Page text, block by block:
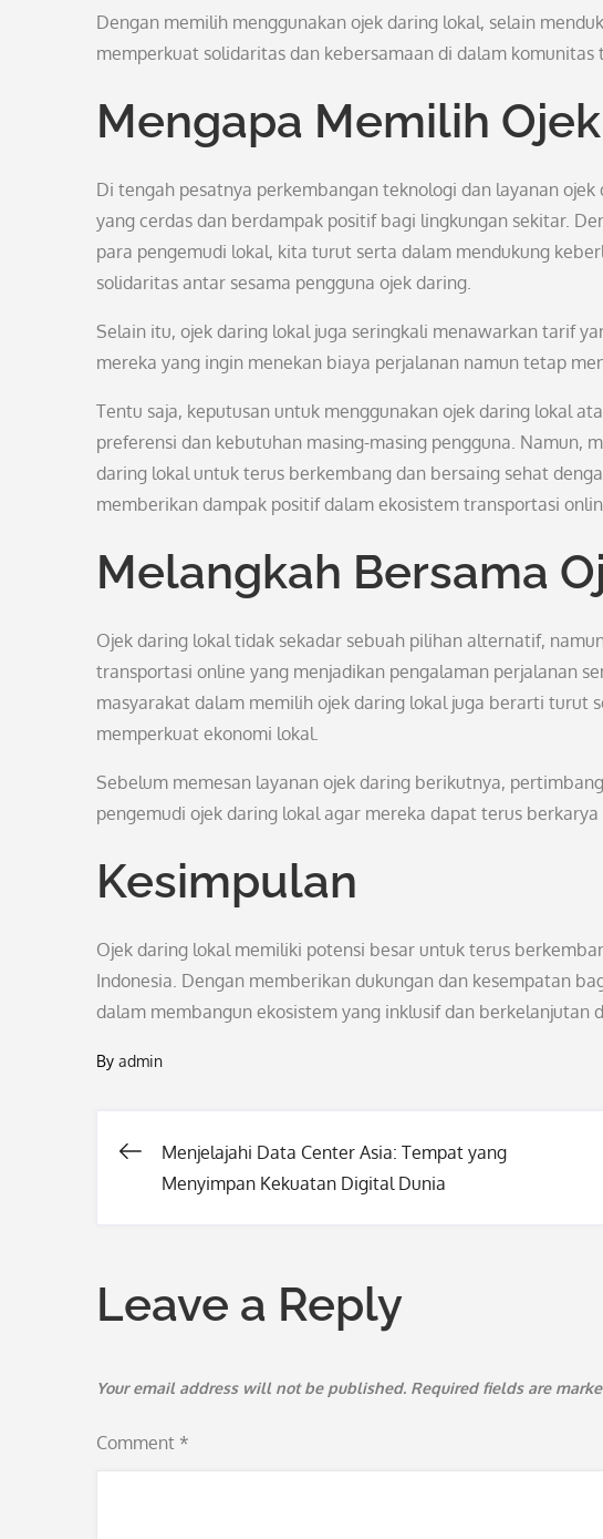
Dengan memilih menggunakan ojek daring lokal, selain
memperkuat solidaritas dan kebersamaan di dalam
Mengapa Memilih
Di tengah pesatnya perkembangan teknologi dan layanan
yang cerdas dan berdampak positif bagi lingkungan sekitar.
para pengemudi lokal, kita turut serta dalam mendukung
solidaritas antar sesama pengguna ojek daring.
Selain itu, ojek daring lokal juga seringkali menawarkan tarif
mereka yang ingin menekan biaya perjalanan namun tetap
Tentu saja, keputusan untuk menggunakan ojek daring lokal
preferensi dan kebutuhan masing-masing pengguna. Namun,
daring lokal untuk terus berkembang dan bersaing sehat
memberikan dampak positif dalam ekosistem transportasi
Melangkah Bersama
Ojek daring lokal tidak sekadar sebuah pilihan alternatif,
transportasi online yang menjadikan pengalaman perjalanan
masyarakat dalam memilih ojek daring lokal juga berarti turut
memperkuat ekonomi lokal.
Sebelum memesan layanan ojek daring berikutnya,
pengemudi ojek daring lokal agar mereka dapat terus
Kesimpulan
Ojek daring lokal memiliki potensi besar untuk terus
Indonesia. Dengan memberikan dukungan dan kesempatan
dalam membangun ekosistem yang inklusif dan berkelanjutan
By admin
Post
Menjelajahi Data Center Asia: Tempat yang
Menyimpan Kekuatan Digital Dunia
Leave a Reply
Your email address will not be published. Required fields are
Comment *